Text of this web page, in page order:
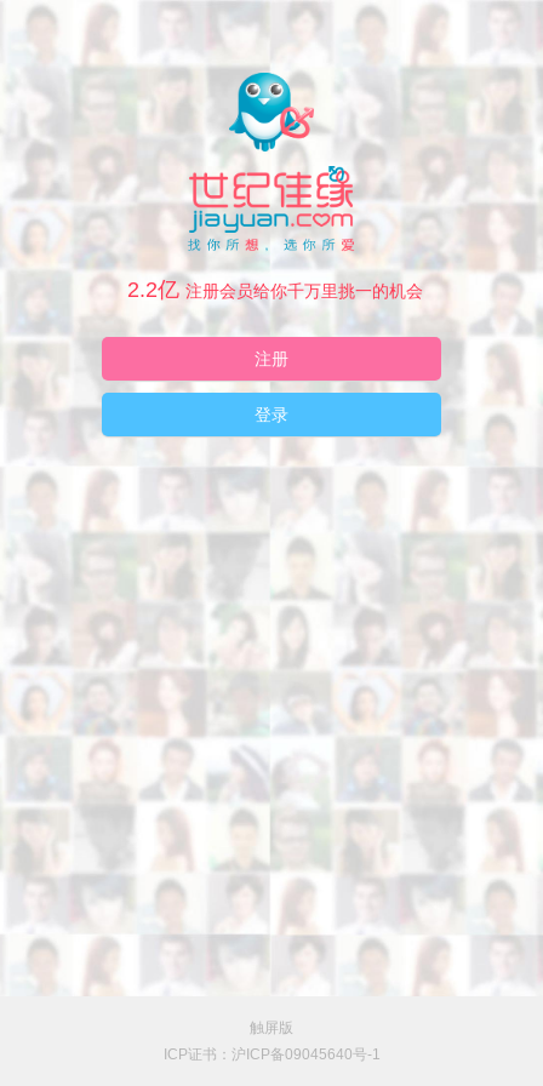
2.2亿 注册会员给你千万里挑一的机会
注册
登录
触屏版
ICP证书：沪ICP备09045640号-1